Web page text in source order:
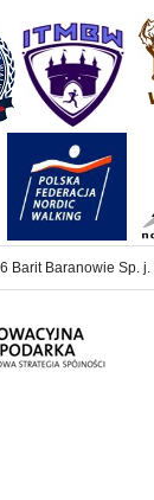
Barit Baranowie Sp.